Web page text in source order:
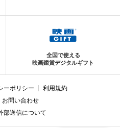
全国で使える
映画鑑賞デジタルギフト
ーポリシー
利用規約
お問い合わせ
部送信について